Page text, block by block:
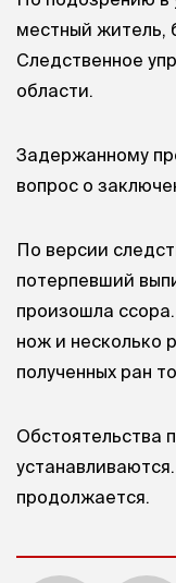
местный житель,
Следственное
области.
Задержанному
вопрос о
По версии
потерпевший
произошла
нож и несколько
полученных ран
Обстоятельства
продолжается.